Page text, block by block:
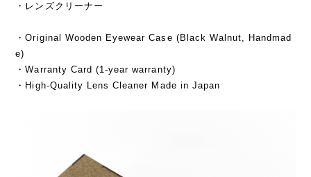
・レンズクリーナー
・Original Wooden Eyewear Case (Black Walnut, Handmad
e)
・Warranty Card (1-year warranty)
・High-Quality Lens Cleaner Made in Japan